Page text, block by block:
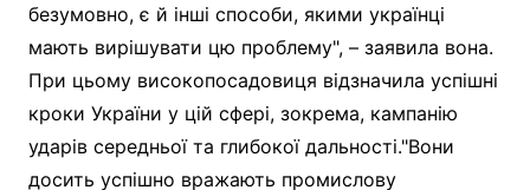
безумовно, є й інші способи, якими українці
мають вирішувати цю проблему", – заявила вона.
При цьому високопосадовиця відзначила успішні
кроки України у цій сфері, зокрема, кампанію
ударів середньої та глибокої дальності."Вони
досить успішно вражають промислову